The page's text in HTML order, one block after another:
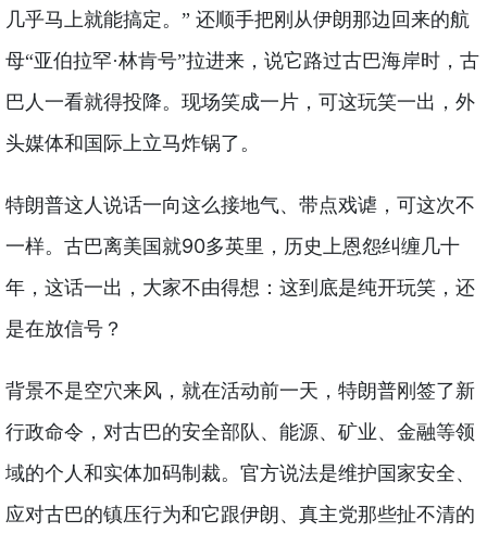
几乎马上就能搞定。” 还顺手把刚从伊朗那边回来的航
母“亚伯拉罕·林肯号”拉进来，说它路过古巴海岸时，古
巴人一看就得投降。现场笑成一片，可这玩笑一出，外
头媒体和国际上立马炸锅了。
特朗普这人说话一向这么接地气、带点戏谑，可这次不
一样。古巴离美国就90多英里，历史上恩怨纠缠几十
年，这话一出，大家不由得想：这到底是纯开玩笑，还
是在放信号？
背景不是空穴来风， 就在活动前一天，特朗普刚签了新
行政命令，对古巴的安全部队、能源、矿业、金融等领
域的个人和实体加码制裁。官方说法是维护国家安全、
应对古巴的镇压行为和它跟伊朗、真主党那些扯不清的